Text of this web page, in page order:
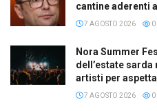
cantine aderenti
7 AGOSTO 2026 0
Nora Summer
dell’estate sarda
artisti per
7 AGOSTO 2026 0